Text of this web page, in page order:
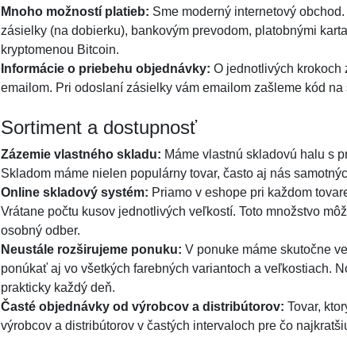
Mnoho možností platieb: Sme moderný internetový
zásielky (na dobierku), bankovým prevodom, platobnými
kryptomenou Bitcoin.
Informácie o priebehu objednávky: O jednotlivých krokoch
emailom. Pri odoslaní zásielky vám emailom zašleme kód na
Sortiment a dostupnosť
Zázemie vlastného skladu: Máme vlastnú skladovú halu s
Skladom máme nielen populárny tovar, často aj nás
Online skladový systém: Priamo v eshope pri každom
Vrátane počtu kusov jednotlivých veľkostí. Toto množstvo
osobný odber.
Neustále rozširujeme ponuku: V ponuke máme skutočne
ponúkať aj vo všetkých farebných variantoch a veľkostiach.
prakticky každý deň.
Časté objednávky od výrobcov a distribútorov: Tovar,
výrobcov a distribútorov v častých intervaloch pre čo